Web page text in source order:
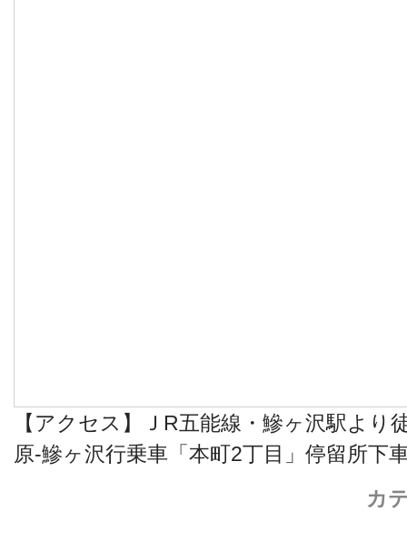
【アクセス】ＪR五能線・鰺ヶ沢駅よ
原-鰺ヶ沢行乗車「本町2丁目」停留所下
カ